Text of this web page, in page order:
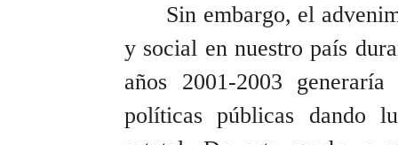
Sin embargo, el
y social en nuestro país
años 2001-2003
políticas públicas dando